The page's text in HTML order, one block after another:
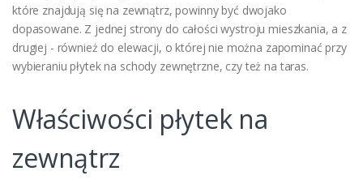
które znajdują się na zewnątrz, powinny być dwojako
dopasowane. Z jednej strony do całości wystroju mieszkania, a z
drugiej - również do elewacji, o której nie można zapominać przy
wybieraniu płytek na schody zewnętrzne, czy też na taras.
Właściwości płytek na
zewnątrz